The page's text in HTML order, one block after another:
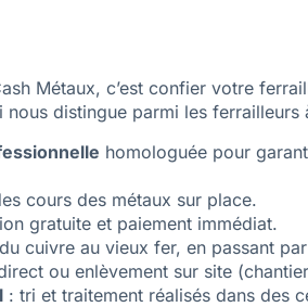
Métaux, c’est confier votre
distingue parmi les ferrailleurs
homologuée pour
cours des métaux sur place.
gratuite et paiement immédiat.
cuivre au vieux fer, en passant
ou enlèvement sur site
: tri et traitement réalisés dans des